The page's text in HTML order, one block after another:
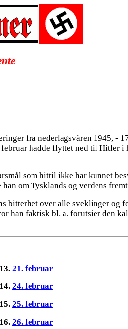
fra nederlagsvåren 1945, -
februar hadde flyttet ned til Hitler i
som hittil ikke har kunnet
om Tysklands og verdens
bitterhet over alle sveklinger og
han faktisk bl. a. forutsier den
13. 21. februar
14. 24. februar
15. 25. februar
16. 26. februar